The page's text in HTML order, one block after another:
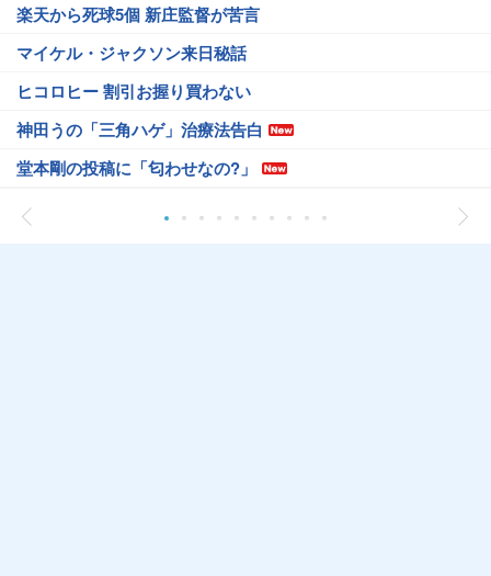
楽天から死球5個 新庄監督が苦言
マイケル・ジャクソン来日秘話
ヒコロヒー 割引お握り買わない
神田うの「三角ハゲ」治療法告白
堂本剛の投稿に「匂わせなの?」